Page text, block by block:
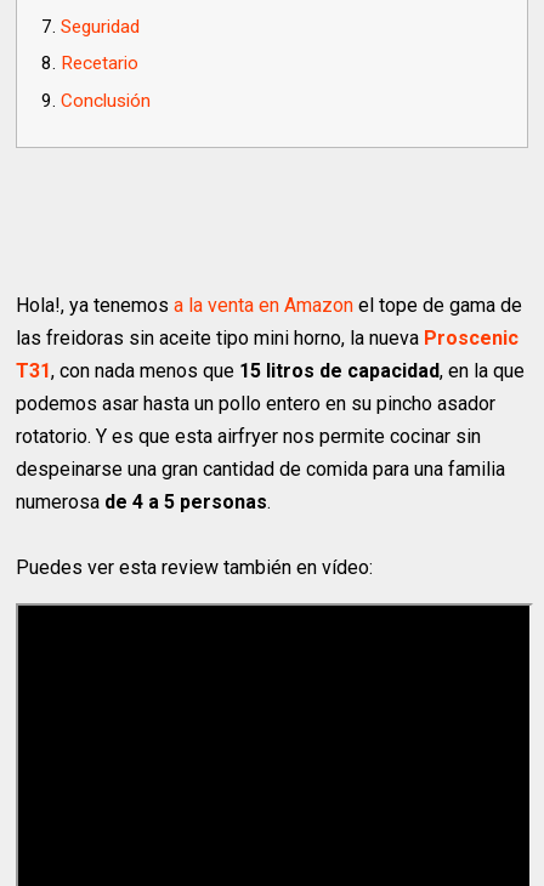
Seguridad
Recetario
Conclusión
Hola!, ya tenemosa la venta en Amazon el tope de gama de
las freidoras sin aceite tipo mini horno, la nueva Proscenic
T31, con nada menos que 15 litros de capacidad, en la que
podemos asar hasta un pollo entero en su pincho asador
rotatorio. Y es que esta airfryer nos permite cocinar sin
despeinarse una gran cantidad de comida para una familia
numerosa de 4 a 5 personas.
Puedes ver esta review también en vídeo: